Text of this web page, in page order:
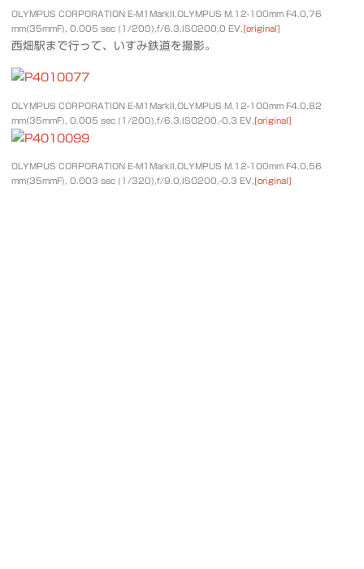
OLYMPUS CORPORATION E-M1MarkII,OLYMPUS M.12-100mm F4.0,76
mm(35mmF), 0.005 sec (1/200),f/6.3,ISO200,0 EV, [original]
西畑駅まで行って、いすみ鉄道を撮影。
OLYMPUS CORPORATION E-M1MarkII,OLYMPUS M.12-100mm F4.0,82
mm(35mmF), 0.005 sec (1/200),f/6.3,ISO200,-0.3 EV, [original]
OLYMPUS CORPORATION E-M1MarkII,OLYMPUS M.12-100mm F4.0,56
mm(35mmF), 0.003 sec (1/320),f/9.0,ISO200,-0.3 EV, [original]